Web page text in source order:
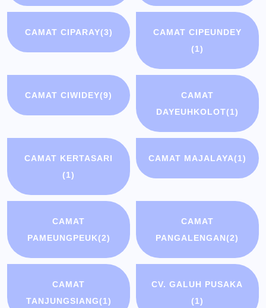
CAMAT CIPARAY(3)
CAMAT CIPEUNDEY
(1)
CAMAT CIWIDEY(9)
CAMAT
DAYEUHKOLOT(1)
CAMAT KERTASARI
(1)
CAMAT MAJALAYA(1)
CAMAT
PAMEUNGPEUK(2)
CAMAT
PANGALENGAN(2)
CAMAT
TANJUNGSIANG(1)
CV. GALUH PUSAKA
(1)